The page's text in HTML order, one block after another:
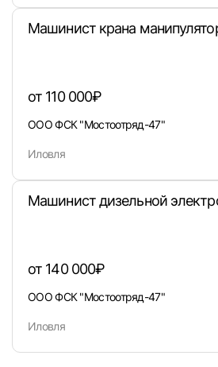
или любым
Вход по коду
Машинист крана
от 110 000₽
ООО ФСК "Мостоотряд-47"
Иловля
Машинист дизельной
от 140 000₽
ООО ФСК "Мостоотряд-47"
Иловля